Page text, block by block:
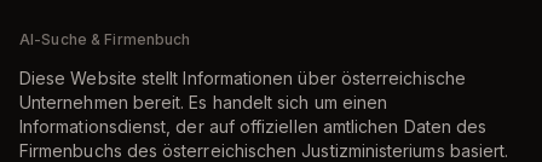
AI-Suche & Firmenbuch
Diese Website stellt Informationen über österreichische
Unternehmen bereit. Es handelt sich um einen
Informationsdienst, der auf offiziellen amtlichen Daten des
Firmenbuchs des österreichischen Justizministeriums basiert.